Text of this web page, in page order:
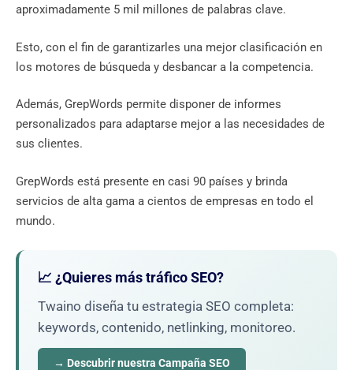
aproximadamente 5 mil millones de palabras clave.
Esto, con el fin de garantizarles una mejor clasificación en
los motores de búsqueda y desbancar a la competencia.
Además, GrepWords permite disponer de informes
personalizados para adaptarse mejor a las necesidades de
sus clientes.
GrepWords está presente en casi 90 países y brinda
servicios de alta gama a cientos de empresas en todo el
mundo.
📈 ¿Quieres más tráfico SEO?
Twaino diseña tu estrategia SEO completa:
keywords, contenido, netlinking, monitoreo.
→ Descubrir nuestra Campaña SEO